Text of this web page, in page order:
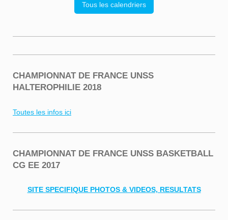
Tous les calendriers
CHAMPIONNAT DE FRANCE UNSS
HALTEROPHILIE 2018
Toutes les infos ici
CHAMPIONNAT DE FRANCE UNSS BASKETBALL
CG EE 2017
SITE SPECIFIQUE PHOTOS & VIDEOS, RESULTATS